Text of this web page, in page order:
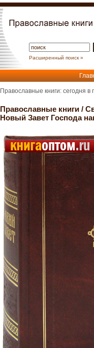
Расширенный поиск »
Православные книги: сегодня
Православные книги /
Новый Завет Господа